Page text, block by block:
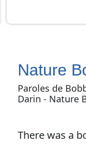
Nature
Paroles de
Darin - Nature
There was a